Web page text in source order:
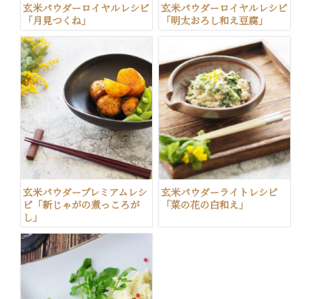
玄米パウダーロイヤルレシピ
「月見つくね」
玄米パウダーロイヤルレシピ
「明太おろし和え豆腐」
玄米パウダープレミアムレシ
ピ「新じゃがの煮っころが
し」
玄米パウダーライトレシピ
「菜の花の白和え」